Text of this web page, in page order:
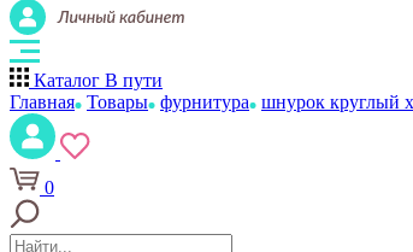
Каталог В пути
Главная Товары фурнитура шнурок круглый
0